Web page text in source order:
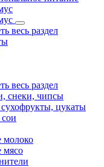
весь раздел
весь раздел
снеки, чипсы
цукаты
молоко
мясо